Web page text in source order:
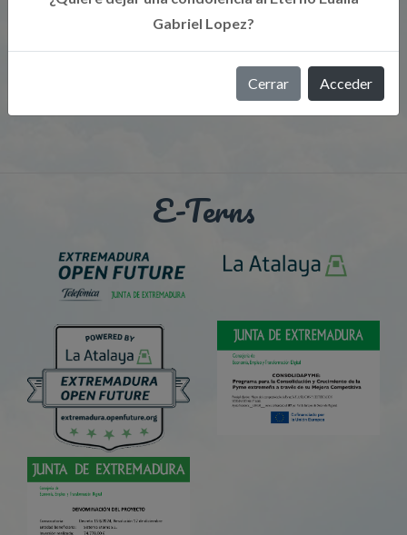
Libro de Eterno
Gabriel Lopez?
Cerrar Acceder
E-Terns